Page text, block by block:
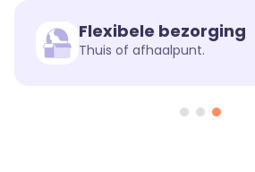
Gratis verzending
Bij bestellingen boven €100.